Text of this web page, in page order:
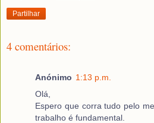
Partilhar
4 comentários:
Anónimo 1:13 p.m.
Olá,
Espero que corra tudo pelo
trabalho é fundamental.